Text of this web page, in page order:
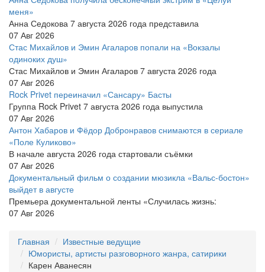
меня»
Анна Седокова 7 августа 2026 года представила
07 Авг 2026
Стас Михайлов и Эмин Агаларов попали на «Вокзалы
одиноких душ»
Стас Михайлов и Эмин Агаларов 7 августа 2026 года
07 Авг 2026
Rock Privet переиначил «Сансару» Басты
Группа Rock Privet 7 августа 2026 года выпустила
07 Авг 2026
Антон Хабаров и Фёдор Добронравов снимаются в сериале
«Поле Куликово»
В начале августа 2026 года стартовали съёмки
07 Авг 2026
Документальный фильм о создании мюзикла «Вальс-бостон»
выйдет в августе
Премьера документальной ленты «Случилась жизнь:
07 Авг 2026
Главная
Известные ведущие
Юмористы, артисты разговорного жанра, сатирики
Карен Аванесян